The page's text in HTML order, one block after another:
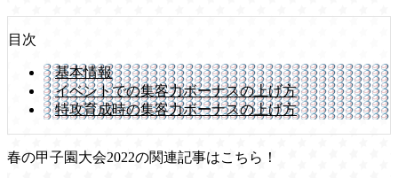
目次
基本情報
イベントでの集客力ボーナスの上げ方
特攻育成時の集客力ボーナスの上げ方
春の甲子園大会2022の関連記事はこちら！